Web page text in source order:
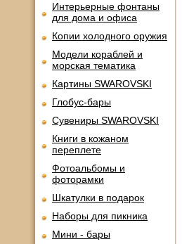
Интерьерные фонтаны
для дома и офиса
Копии холодного оружия
Модели кораблей и
морская тематика
Картины SWAROVSKI
Глобус-бары
Сувениры SWAROVSKI
Книги в кожаном
переплете
Фотоальбомы и
фоторамки
Шкатулки в подарок
Наборы для пикника
Мини - бары